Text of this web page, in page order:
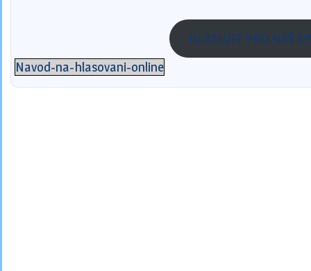
HLASUJTE PRO NÁŠ
Navod-na-hlasovani-online